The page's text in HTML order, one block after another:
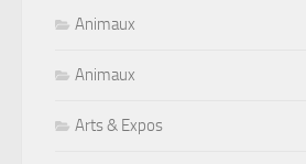
Animaux
Animaux
Arts & Expos